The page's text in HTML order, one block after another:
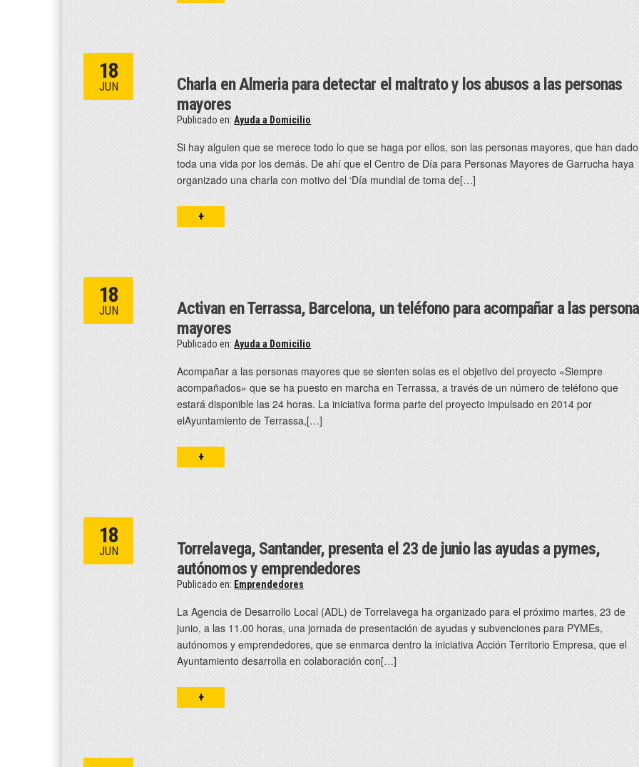
18
JUN
Charla en Almeria para detectar el maltrato y los abusos a las personas
mayores
Publicado en:Ayuda a Domicilio
Si hay alguien que se merece todo lo que se haga por ellos, son las personas mayores, que han dado
toda una vida por los demás. De ahí que el Centro de Día para Personas Mayores de Garrucha haya
organizado una charla con motivo del ‘Día mundial de toma de[…]
+
18
JUN
Activan en Terrassa, Barcelona, un teléfono para acompañar a las
mayores
Publicado en:Ayuda a Domicilio
Acompañar a las personas mayores que se sienten solas es el objetivo del proyecto «Siempre
acompañados» que se ha puesto en marcha en Terrassa, a través de un número de teléfono que
estará disponible las 24 horas. La iniciativa forma parte del proyecto impulsado en 2014 por
elAyuntamiento de Terrassa,[…]
+
18
JUN
Torrelavega, Santander, presenta el 23 de junio las ayudas a pymes,
autónomos y emprendedores
Publicado en: Emprendedores
La Agencia de Desarrollo Local (ADL) de Torrelavega ha organizado para el próximo martes, 23 de
junio, a las 11.00 horas, una jornada de presentación de ayudas y subvenciones para PYMEs,
autónomos y emprendedores, que se enmarca dentro la iniciativa Acción Territorio Empresa, que el
Ayuntamiento desarrolla en colaboración con[…]
+